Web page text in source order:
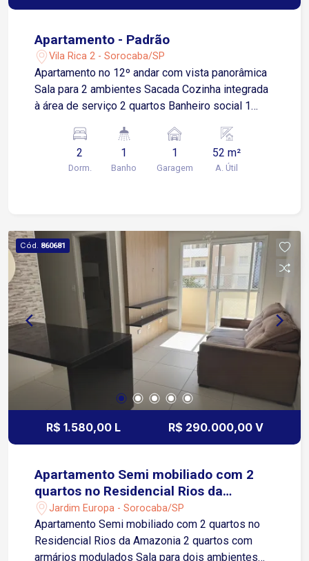
Apartamento - Padrão
Vila Rica 2 - Sorocaba/SP
Apartamento no 12º andar com vista panorâmica
Sala para 2 ambientes Sacada Cozinha integrada
à área de serviço 2 quartos Banheiro social 1
minuto da Rua Dr. Luiz Mendes de Almeida 5
minutos da Avenida Dr. Armando Pannunzio
Aproximadamente 500 metros da Rodovia
Piscina Salão de festas Playground Beach Arena
Espaço Pet Academia/Fitness Churrasqueira Um
condomínio completo, com opções de lazer e
comodidade para toda a família, além de
localização estratégica para quem precisa de
fácil acesso às principais vias de Sorocaba.
2
Dorm.
1
Banho
1
Garagem
52 m²
A. Útil
Cód. 860681
R$ 1.580,00 L R$ 290.000,00 V
Apartamento Semi mobiliado com 2
quartos no Residencial Rios da
Amazonia
Jardim Europa - Sorocaba/SP
Apartamento Semi mobiliado com 2 quartos no
Residencial Rios da Amazonia 2 quartos com
armários modulados Sala para dois ambientes